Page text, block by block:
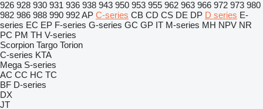
926 928 930 931 936 938 943 950 953 955 962 963 966 972 973 980
982 986 988 990 992AP C-series CB CD CS DE DP D series E-
series EC EP F-series G-series GC GP IT M-series MH NPV NR
PC PM TH V-series
Scorpion Targo Torion
C-series KTA
Mega S-series
AC CC HC TC
BF D-series
DX
JT